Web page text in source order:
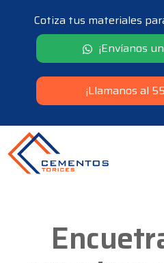
Cotiza tus materiales
¡Envíanos
¡Llamanos al